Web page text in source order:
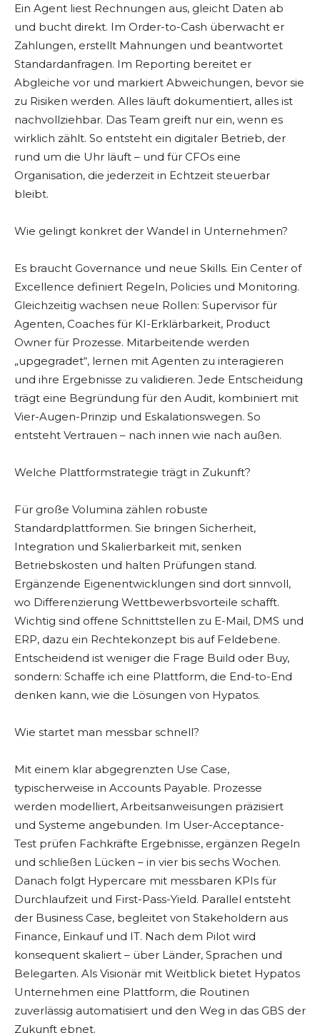
Ein Agent liest Rechnungen aus, gleicht Daten ab
und bucht direkt. Im Order-to-Cash überwacht er
Zahlungen, erstellt Mahnungen und beantwortet
Standardanfragen. Im Reporting bereitet er
Abgleiche vor und markiert Abweichungen, bevor sie
zu Risiken werden. Alles läuft dokumentiert, alles ist
nachvollziehbar. Das Team greift nur ein, wenn es
wirklich zählt. So entsteht ein digitaler Betrieb, der
rund um die Uhr läuft – und für CFOs eine
Organisation, die jederzeit in Echtzeit steuerbar
bleibt.
Wie gelingt konkret der Wandel in Unternehmen?
Es braucht Governance und neue Skills. Ein Center of
Excellence definiert Regeln, Policies und Monitoring.
Gleichzeitig wachsen neue Rollen: Supervisor für
Agenten, Coaches für KI-Erklärbarkeit, Product
Owner für Prozesse. Mitarbeitende werden
„upgegradet“, lernen mit Agenten zu interagieren
und ihre Ergebnisse zu validieren. Jede Entscheidung
trägt eine Begründung für den Audit, kombiniert mit
Vier-Augen-Prinzip und Eskalationswegen. So
entsteht Vertrauen – nach innen wie nach außen.
Welche Plattformstrategie trägt in Zukunft?
Für große Volumina zählen robuste
Standardplattformen. Sie bringen Sicherheit,
Integration und Skalierbarkeit mit, senken
Betriebskosten und halten Prüfungen stand.
Ergänzende Eigenentwicklungen sind dort sinnvoll,
wo Differenzierung Wettbewerbsvorteile schafft.
Wichtig sind offene Schnittstellen zu E-Mail, DMS und
ERP, dazu ein Rechtekonzept bis auf Feldebene.
Entscheidend ist weniger die Frage Build oder Buy,
sondern: Schaffe ich eine Plattform, die End-to-End
denken kann, wie die Lösungen von Hypatos.
Wie startet man messbar schnell?
Mit einem klar abgegrenzten Use Case,
typischerweise in Accounts Payable. Prozesse
werden modelliert, Arbeitsanweisungen präzisiert
und Systeme angebunden. Im User-Acceptance-
Test prüfen Fachkräfte Ergebnisse, ergänzen Regeln
und schließen Lücken – in vier bis sechs Wochen.
Danach folgt Hypercare mit messbaren KPIs für
Durchlaufzeit und First-Pass-Yield. Parallel entsteht
der Business Case, begleitet von Stakeholdern aus
Finance, Einkauf und IT. Nach dem Pilot wird
konsequent skaliert – über Länder, Sprachen und
Belegarten. Als Visionär mit Weitblick bietet Hypatos
Unternehmen eine Plattform, die Routinen
zuverlässig automatisiert und den Weg in das GBS der
Zukunft ebnet.